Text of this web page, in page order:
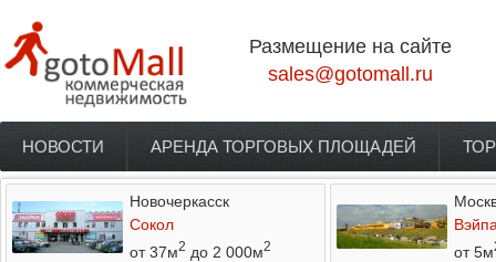
Размещение на сайте
sales@gotomall.ru
Главное меню
НОВОСТИ АРЕНДА ТОРГОВЫХ ПЛОЩАДЕЙ
Новочеркасск
Сокол
от 37м2 до 2 000м2
от 5м